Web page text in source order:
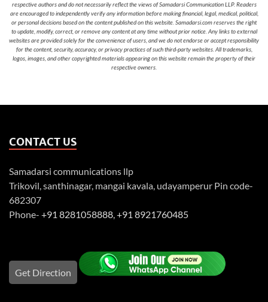
respective authors and do not necessarily reflect the views of Samadarsi Communication LLP. Readers
are encouraged to independently verify any information before making financial, legal, medical, political,
or personal decisions based on the content published on this website. Samadarsi.com reserves the right
to update, modify, correct, or remove any content at any time without prior notice. Any links to external
websites are provided solely for the convenience of users, and we do not endorse or accept responsibility
for the content, security, accuracy, or privacy practices of such third-party websites. All trademarks,
logos, images, and other copyrighted materials appearing on this website remain the property of their
respective owners.
CONTACT US
Samadarsi communications llp
Trikovil, santhinagar, mangai kavala, udayamperur Pin code-
682307
Phone- +91 8281058888,+91 8921760485
Get Direction